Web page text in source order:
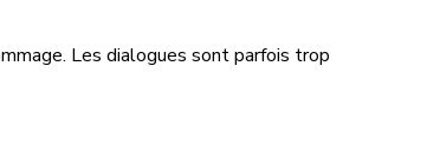
Les dialogues sont parfois trop